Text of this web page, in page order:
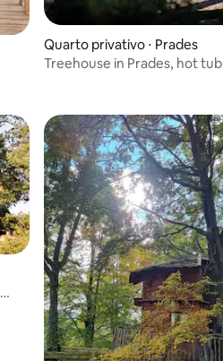
Quarto privativo ⋅ Prades
Treehouse in Prades, hot tub